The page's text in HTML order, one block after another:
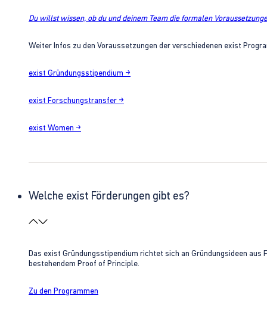
Du willst wissen, ob du und deinem Team die formalen
Weiter Infos zu den Voraussetzungen der verschiedenen exist
exist Gründungsstipendium →
exist Forschungstransfer →
exist Women →
Welche exist Förderungen gibt es?
Das exist Gründungsstipendium richtet sich an Gründungsideen
bestehendem Proof of Principle.
Zu den Programmen